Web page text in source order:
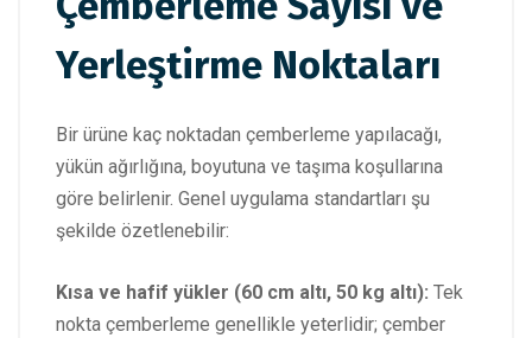
Yerleştirme Noktaları
Bir ürüne kaç noktadan çemberleme yapılacağı,
yükün ağırlığına, boyutuna ve taşıma koşullarına
göre belirlenir. Genel uygulama standartları şu
şekilde özetlenebilir:
Kısa ve hafif yükler (60 cm altı, 50 kg altı): Tek
nokta çemberleme genellikle yeterlidir; çember